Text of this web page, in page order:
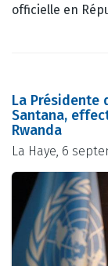
officielle en
La Présidente
Santana,
Rwanda
La Haye, 6